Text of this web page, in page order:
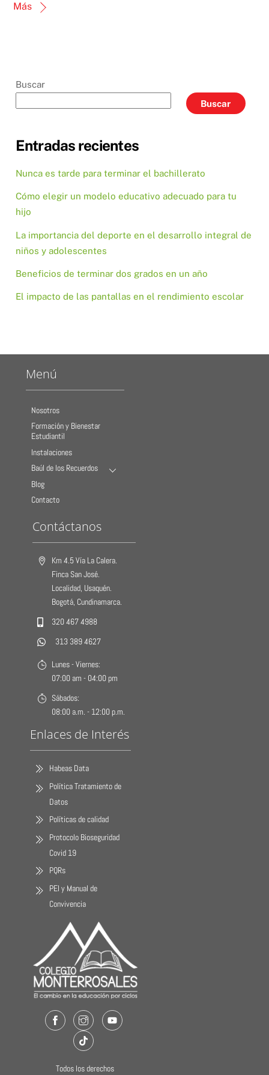
Más
Buscar
Buscar
Entradas recientes
Nunca es tarde para terminar el bachillerato
Cómo elegir un modelo educativo adecuado para tu
hijo
La importancia del deporte en el desarrollo integral de
niños y adolescentes
Beneficios de terminar dos grados en un año
El impacto de las pantallas en el rendimiento escolar
Menú
Nosotros
Formación y Bienestar
Estudiantil
Instalaciones
Baúl de los Recuerdos
Blog
Contacto
Contáctanos
Km 4.5 Vía La Calera.
Finca San José.
Localidad, Usaquén.
Bogotá, Cundinamarca.
320 467 4988
313 389 4627
Lunes - Viernes:
07:00 am - 04:00 pm
Sábados:
08:00 a.m. - 12:00 p.m.
Enlaces de Interés
Habeas Data
Política Tratamiento de
Datos
Políticas de calidad
Protocolo Bioseguridad
Covid 19
PQRs
PEI y Manual de
Convivencia
FacebookInstagramYoutube
TikTok
Todos los derechos